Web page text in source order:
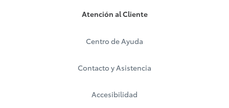
Atención al Cliente
Centro de Ayuda
Contacto y Asistencia
Accesibilidad